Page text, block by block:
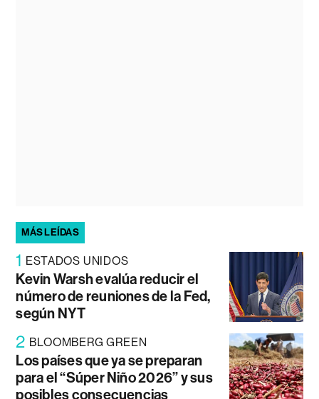
MÁS LEÍDAS
1 ESTADOS UNIDOS
Kevin Warsh evalúa reducir el
número de reuniones de la Fed,
según NYT
2 BLOOMBERG GREEN
Los países que ya se preparan
para el “Súper Niño 2026” y sus
posibles consecuencias